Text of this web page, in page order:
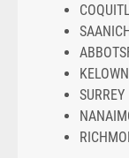
SURREY